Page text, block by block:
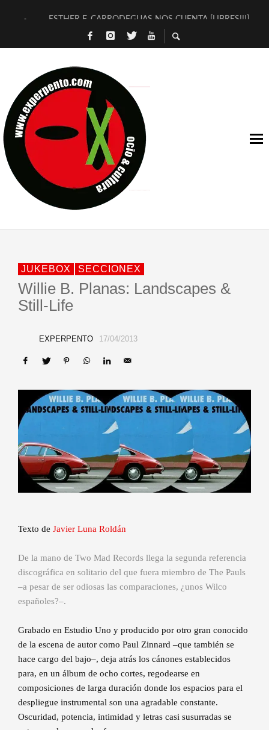
ESTHER F. CARRODEGUAS NOS CUENTA [LIBRES!!!]
[TERRA DE GUAPES] DE SANDRA MONFORT
TIMBRE 4, LA ESCUELA DEL DIRECTOR TEATRAL CLAUDIO
30 AÑOS (NO ES NADA) DE LA KATARSIS DEL TOMATAZO
MILITARES JUDÍAS EN #EXVITA
D’BALDOMEROS REINVENTAN [BITÁCORA 3.0] EN EXVITA
MARSHALL FLASH PRESENTA EN EXVITA [RELATIVA
JOFRE BARDAGÍ EN EXVITA INTERPRETANDO A SERRAT
JUKEBOX SECCIONEX
Willie B. Planas: Landscapes &
Still-Life
EXPERPENTO 17/04/2013
Texto de Javier Luna Roldán
De la mano de Two Mad Records llega la segunda referencia
discográfica en solitario del que fuera miembro de The Pauls
–a pesar de ser odiosas las comparaciones, ¿unos Wilco
españoles?–.
Grabado en Estudio Uno y producido por otro gran conocido
de la escena de autor como Paul Zinnard –que también se
hace cargo del bajo–, deja atrás los cánones establecidos
para, en un álbum de ocho cortes, regodearse en
composiciones de larga duración donde los espacios para el
despliegue instrumental son una agradable constante.
Oscuridad, potencia, intimidad y letras casi susurradas se